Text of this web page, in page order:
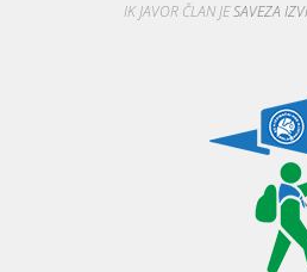
IK JAVOR ČLAN JESAVEZA